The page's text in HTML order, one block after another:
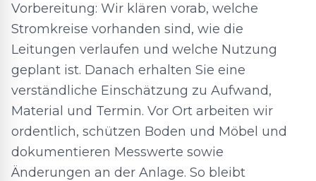
Vorbereitung: Wir klären vorab, welche
Stromkreise vorhanden sind, wie die
Leitungen verlaufen und welche Nutzung
geplant ist. Danach erhalten Sie eine
verständliche Einschätzung zu Aufwand,
Material und Termin. Vor Ort arbeiten wir
ordentlich, schützen Boden und Möbel und
dokumentieren Messwerte sowie
Änderungen an der Anlage. So bleibt